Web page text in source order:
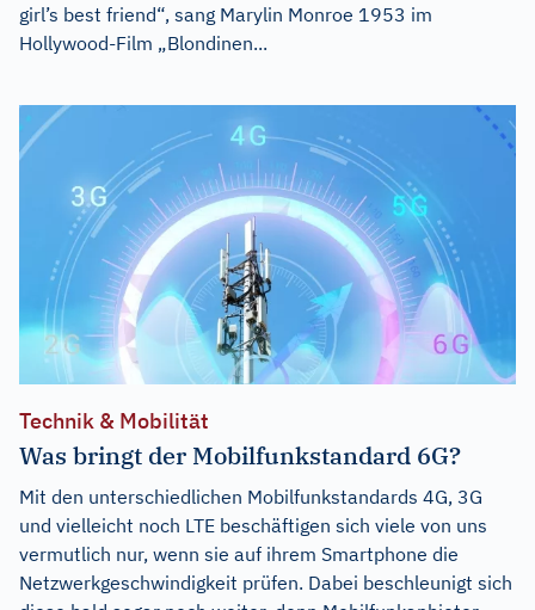
girl’s best friend“, sang Marylin Monroe 1953 im
Hollywood-Film „Blondinen...
Technik & Mobilität
Was bringt der Mobilfunkstandard 6G?
Mit den unterschiedlichen Mobilfunkstandards 4G, 3G
und vielleicht noch LTE beschäftigen sich viele von uns
vermutlich nur, wenn sie auf ihrem Smartphone die
Netzwerkgeschwindigkeit prüfen. Dabei beschleunigt sich